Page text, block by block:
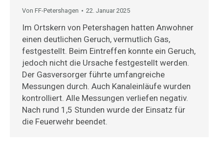
Von FF-Petershagen 22. Januar 2025
Im Ortskern von Petershagen hatten Anwohner
einen deutlichen Geruch, vermutlich Gas,
festgestellt. Beim Eintreffen konnte ein Geruch,
jedoch nicht die Ursache festgestellt werden.
Der Gasversorger führte umfangreiche
Messungen durch. Auch Kanaleinläufe wurden
kontrolliert. Alle Messungen verliefen negativ.
Nach rund 1,5 Stunden wurde der Einsatz für
die Feuerwehr beendet.